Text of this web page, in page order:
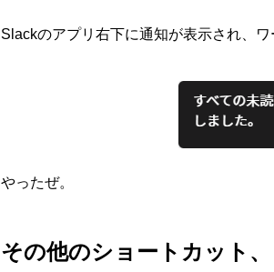
Slackのアプリ右下に通知が表示され、
やったぜ。
その他のショートカット